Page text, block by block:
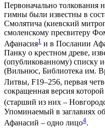
Первоначально толкования
гимны были известны в
Смолятича (киевский
смоленскому пресвитеру
Афанасия1 и в Послании
Панку о крестном древе,
(опубликованному) списку
(Вильнюс, Библиотека им.
Литвы, F19–256, первая
сокращенная версия
(старший из них –
Упоминаемый в заглавиях
Афанасий – одно лицо4.